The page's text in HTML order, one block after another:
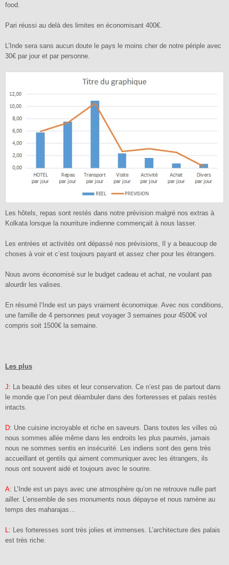
food.
Pari réussi au delà des limites en économisant 400€.
L’Inde sera sans aucun doute le pays le moins cher de notre périple avec
30€ par jour et par personne.
Les hôtels, repas sont restés dans notre prévision malgré nos extras à
Kolkata lorsque la nourriture indienne commençait à nous lasser.
Les entrées et activités ont dépassé nos prévisions, Il y a beaucoup de
choses à voir et c’est toujours payant et assez cher pour les étrangers.
Nous avons économisé sur le budget cadeau et achat, ne voulant pas
alourdir les valises.
En résumé l’Inde est un pays vraiment économique. Avec nos conditions,
une famille de 4 personnes peut voyager 3 semaines pour 4500€ vol
compris soit 1500€ la semaine.
Les plus
J: La beauté des sites et leur conservation. Ce n’est pas de partout dans
le monde que l’on peut déambuler dans des forteresses et palais restés
intacts.
D: Une cuisine incroyable et riche en saveurs. Dans toutes les villes où
nous sommes allée même dans les endroits les plus paumés, jamais
nous ne sommes sentis en insécurité. Les indiens sont des gens très
accueillant et gentils qui aiment communiquer avec les étrangers, ils
nous ont souvent aidé et toujours avec le sourire.
A: L’Inde est un pays avec une atmosphère qu’on ne retrouve nulle part
ailler. L’ensemble de ses monuments nous dépayse et nous ramène au
temps des maharajas…
: Les forteresses sont très jolies et immenses. L’architecture des palais
est très riche.